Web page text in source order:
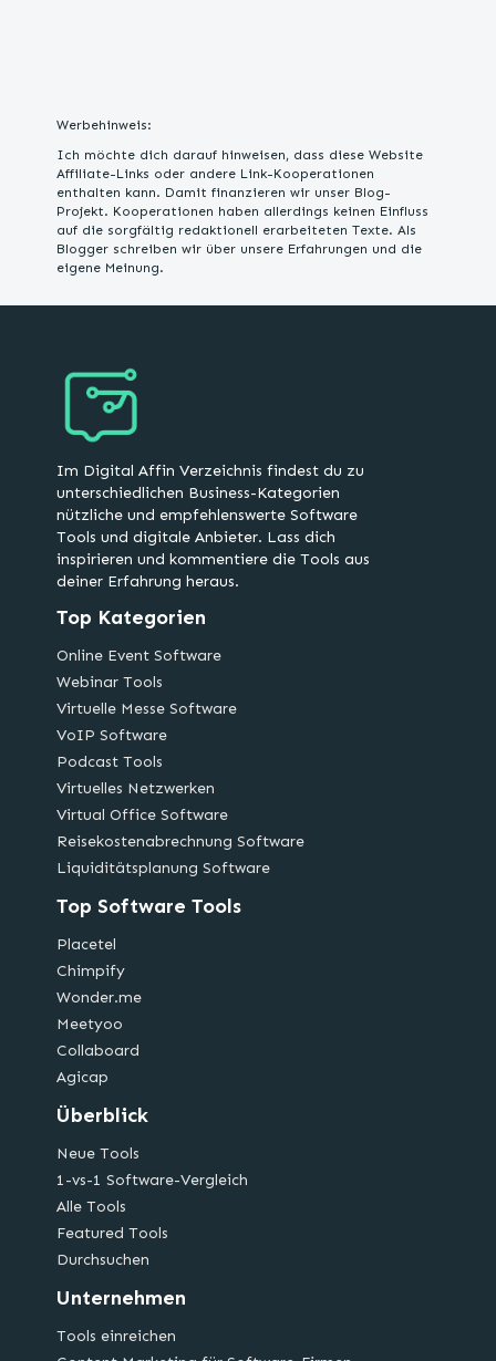
Werbehinweis:
Ich möchte dich darauf hinweisen, dass diese Website
Affiliate-Links oder andere Link-Kooperationen
enthalten kann. Damit finanzieren wir unser Blog-
Projekt. Kooperationen haben allerdings keinen Einfluss
auf die sorgfältig redaktionell erarbeiteten Texte. Als
Blogger schreiben wir über unsere Erfahrungen und die
eigene Meinung.
Im Digital Affin Verzeichnis findest du zu
unterschiedlichen Business-Kategorien
nützliche und empfehlenswerte Software
Tools und digitale Anbieter. Lass dich
inspirieren und kommentiere die Tools aus
deiner Erfahrung heraus.
Top Kategorien
Online Event Software
Webinar Tools
Virtuelle Messe Software
VoIP Software
Podcast Tools
Virtuelles Netzwerken
Virtual Office Software
Reisekostenabrechnung Software
Liquiditätsplanung Software
Top Software Tools
Placetel
Chimpify
Wonder.me
Meetyoo
Collaboard
Agicap
Überblick
Neue Tools
1-vs-1 Software-Vergleich
Alle Tools
Featured Tools
Durchsuchen
Unternehmen
Tools einreichen